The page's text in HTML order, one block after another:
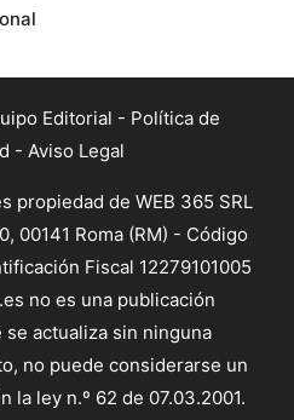
Editorial - Política de
- Aviso Legal
propiedad de WEB 365 SRL
00141 Roma (RM) - Código
Fiscal 12279101005
no es una publicación
actualiza sin ninguna
no puede considerarse un
la ley n.º 62 de 07.03.2001.